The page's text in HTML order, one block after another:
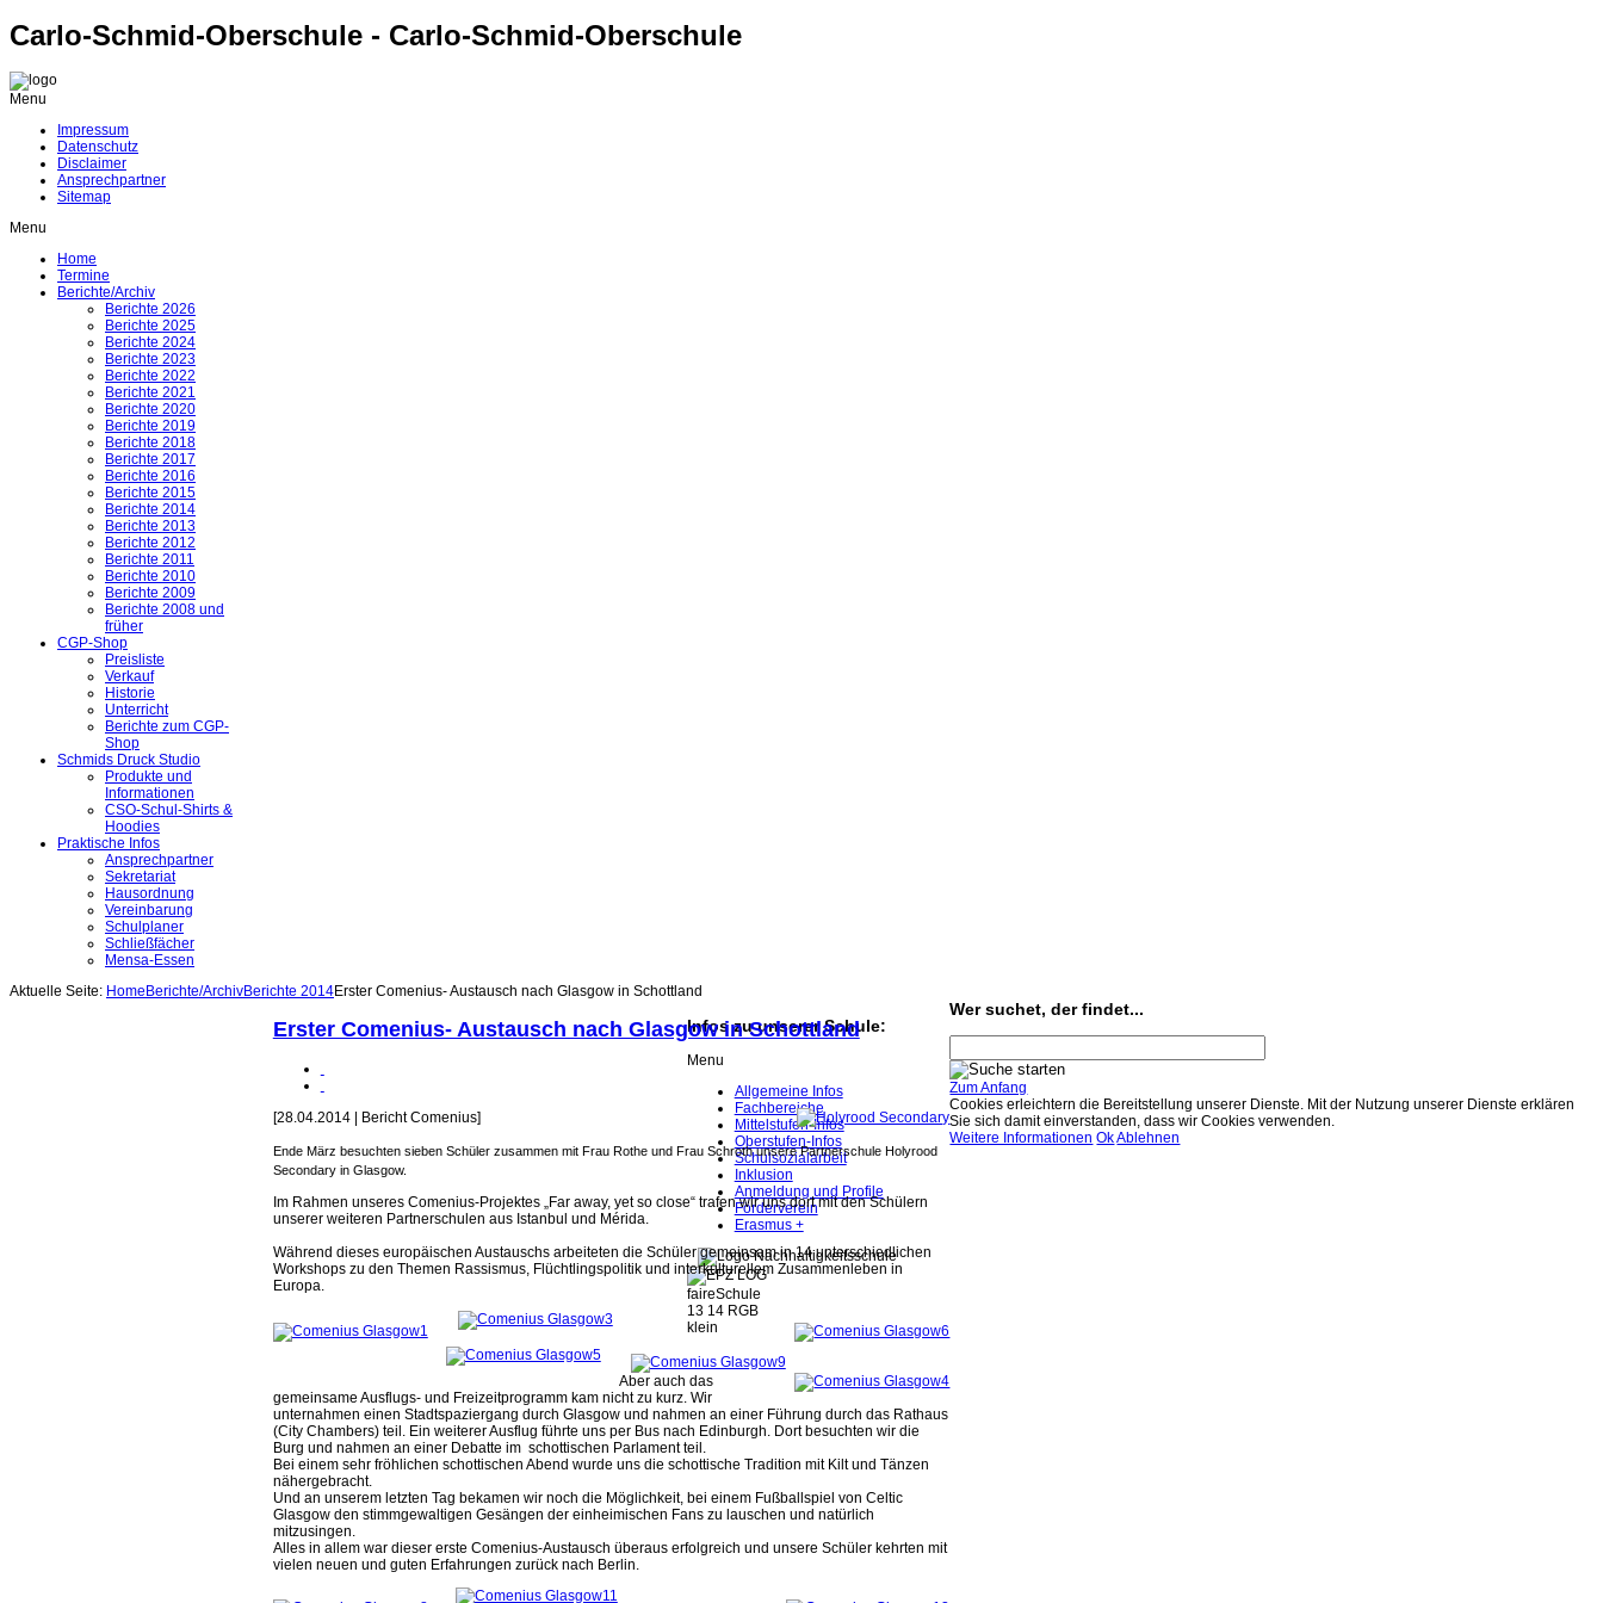
Carlo-Schmid-Oberschule - Carlo-Schmid-Oberschule
Menu
Impressum
Datenschutz
Disclaimer
Ansprechpartner
Sitemap
Menu
Home
Termine
Berichte/Archiv
Berichte 2026
Berichte 2025
Berichte 2024
Berichte 2023
Berichte 2022
Berichte 2021
Berichte 2020
Berichte 2019
Berichte 2018
Berichte 2017
Berichte 2016
Berichte 2015
Berichte 2014
Berichte 2013
Berichte 2012
Berichte 2011
Berichte 2010
Berichte 2009
Berichte 2008 und
früher
CGP-Shop
Preisliste
Verkauf
Historie
Unterricht
Berichte zum CGP-
Shop
Schmids Druck Studio
Produkte und
Informationen
CSO-Schul-Shirts &
Hoodies
Praktische Infos
Ansprechpartner
Sekretariat
Hausordnung
Vereinbarung
Schulplaner
Schließfächer
Mensa-Essen
Aktuelle Seite: Home Berichte/ArchivBerichte 2014Erster Comenius- Austausch nach Glasgow in Schottland
Erster Comenius- Austausch nach Glasgow in Schottland
[28.04.2014 | Bericht Comenius]
Ende März besuchten sieben Schüler zusammen mit Frau Rothe und Frau Schroth unsere Partnerschule Holyrood
Secondary in Glasgow.
Im Rahmen unseres Comenius-Projektes „Far away, yet so close“ trafen wir uns dort mit den Schülern
unserer weiteren Partnerschulen aus Istanbul und Mérida.
Während dieses europäischen Austauschs arbeiteten die Schüler gemeinsam in 14 unterschiedlichen
Workshops zu den Themen Rassismus, Flüchtlingspolitik und interkulturellem Zusammenleben in
Europa.
Aber auch das
gemeinsame Ausflugs- und Freizeitprogramm kam nicht zu kurz. Wir
unternahmen einen Stadtspaziergang durch Glasgow und nahmen an einer Führung durch das Rathaus
(City Chambers) teil. Ein weiterer Ausflug führte uns per Bus nach Edinburgh. Dort besuchten wir die
Burg und nahmen an einer Debatte im schottischen Parlament teil.
Bei einem sehr fröhlichen schottischen Abend wurde uns die schottische Tradition mit Kilt und Tänzen
nähergebracht.
Und an unserem letzten Tag bekamen wir noch die Möglichkeit, bei einem Fußballspiel von Celtic
Glasgow den stimmgewaltigen Gesängen der einheimischen Fans zu lauschen und natürlich
mitzusingen.
Alles in allem war dieser erste Comenius-Austausch überaus erfolgreich und unsere Schüler kehrten mit
vielen neuen und guten Erfahrungen zurück nach Berlin.
Infos zu unserer Schule:
Menu
Allgemeine Infos
Fachbereiche
Mittelstufen-Infos
Oberstufen-Infos
Schulsozialarbeit
Inklusion
Anmeldung und Profile
Förderverein
Erasmus +
Wer suchet, der findet...
Zum Anfang
Cookies erleichtern die Bereitstellung unserer Dienste. Mit der Nutzung unserer Dienste erklären
Sie sich damit einverstanden, dass wir Cookies verwenden.
Weitere Informationen OkAblehnen